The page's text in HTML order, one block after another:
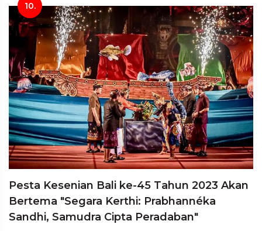
10.
Pesta Kesenian Bali ke-45 Tahun 2023 Akan
Bertema "Segara Kerthi: Prabhannéka
Sandhi, Samudra Cipta Peradaban"